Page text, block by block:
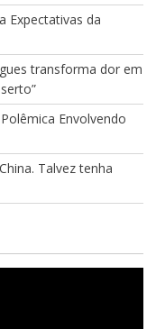
Expectativas da
transforma dor em
Envolvendo
Talvez tenha